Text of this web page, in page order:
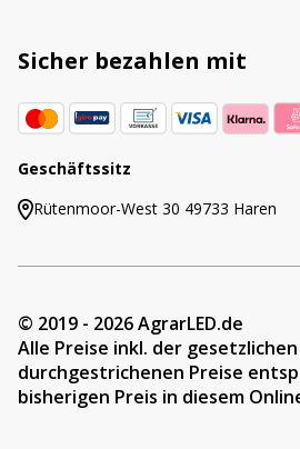
Sicher bezahlen mit
Geschäftssitz
Rütenmoor-West 30 49733 Haren
© 2019 - 2026 AgrarLED.de
Alle Preise inkl. der
durchgestrichenen Preise
bisherigen Preis in diesem